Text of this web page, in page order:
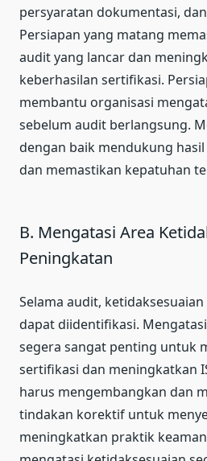
persyaratan dokumentasi,
Persiapan yang matang
audit yang lancar dan
keberhasilan sertifikasi.
membantu organisasi
sebelum audit berlangsung.
dengan baik mendukung
dan memastikan kepatuhan
B. Mengatasi Area
Peningkatan
Selama audit,
dapat diidentifikasi.
segera sangat penting untuk
sertifikasi dan meningkatkan
harus mengembangkan dan
tindakan korektif untuk
meningkatkan praktik